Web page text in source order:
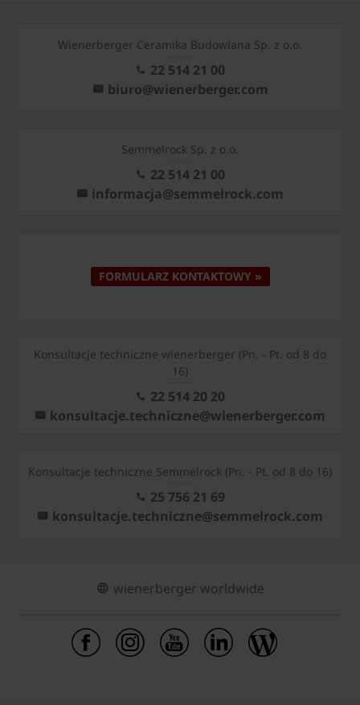
Wienerberger Ceramika Budowlana Sp. z o.o.
22 514 21 00
biuro@wienerberger.com
Semmelrock Sp. z o.o.
22 514 21 00
informacja@semmelrock.com
FORMULARZ KONTAKTOWY »
Konsultacje techniczne wienerberger (Pn. - Pt. od 8 do
16)
22 514 20 20
konsultacje.techniczne@wienerberger.com
Konsultacje techniczne Semmelrock (Pn. - Pt. od 8 do 16)
25 756 21 69
konsultacje.techniczne@semmelrock.com
wienerberger worldwide